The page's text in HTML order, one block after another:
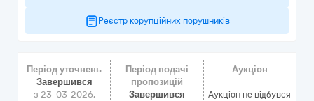
Реєстр корупційних порушників
Період уточнень
Завершився
з 23-03-2026,
Період подачі
пропозицій
Завершився
Аукціон
Аукціон не відбувся